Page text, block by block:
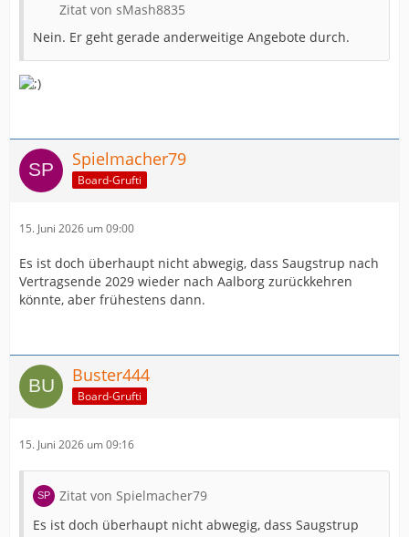
Zitat von sMash8835
Nein. Er geht gerade anderweitige Angebote durch.
Spielmacher79
Board-Grufti
15. Juni 2026 um 09:00
Es ist doch überhaupt nicht abwegig, dass Saugstrup nach
Vertragsende 2029 wieder nach Aalborg zurückkehren
könnte, aber frühestens dann.
Buster444
Board-Grufti
15. Juni 2026 um 09:16
Zitat von Spielmacher79
Es ist doch überhaupt nicht abwegig, dass Saugstrup